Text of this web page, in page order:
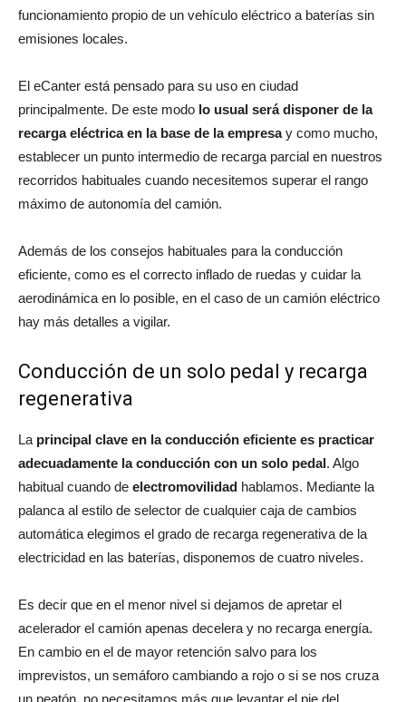
funcionamiento propio de un vehículo eléctrico a baterías sin
emisiones locales.
El eCanter está pensado para su uso en ciudad
principalmente. De este modo lo usual será disponer de la
recarga eléctrica en la base de la empresay como mucho,
establecer un punto intermedio de recarga parcial en nuestros
recorridos habituales cuando necesitemos superar el rango
máximo de autonomía del camión.
Además de los consejos habituales para la conducción
eficiente, como es el correcto inflado de ruedas y cuidar la
aerodinámica en lo posible, en el caso de un camión eléctrico
hay más detalles a vigilar.
Conducción de un solo pedal y recarga
regenerativa
La principal clave en la conducción eficiente es practicar
adecuadamente la conducción con un solo pedal. Algo
habitual cuando de electromovilidad hablamos. Mediante la
palanca al estilo de selector de cualquier caja de cambios
automática elegimos el grado de recarga regenerativa de la
electricidad en las baterías, disponemos de cuatro niveles.
Es decir que en el menor nivel si dejamos de apretar el
acelerador el camión apenas decelera y no recarga energía.
En cambio en el de mayor retención salvo para los
imprevistos, un semáforo cambiando a rojo o si se nos cruza
un peatón, no necesitamos más que levantar el pie del